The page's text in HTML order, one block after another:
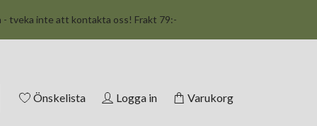
- tveka inte att kontakta oss! Frakt 79:-
Önskelista Logga in Varukorg